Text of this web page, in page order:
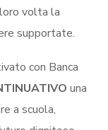
volta la
supportate.
con Banca
una
a scuola,